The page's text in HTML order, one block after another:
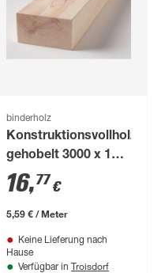
binderholz
Konstruktionsvollholz
gehobelt 3000 x 100
x 60 mm
16,77€
5,59 € / Meter
Keine Lieferung nach
Hause
Verfügbar in Troisdorf